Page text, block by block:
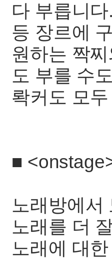
다 부릅니
등 장르에
원하는 짝
도 부를 수
롹커도 모
■
노래방에서
노래를 더
노래에 대